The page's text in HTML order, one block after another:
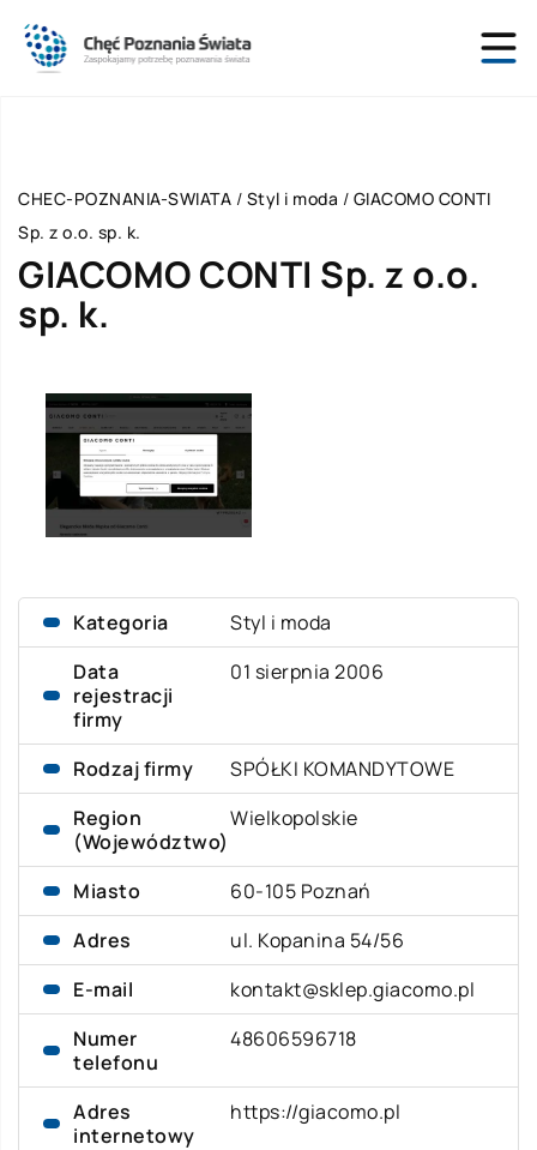
CHEC-POZNANIA-SWIATA / Styl i moda / GIACOMO CONTI
Sp. z o.o. sp. k.
GIACOMO CONTI Sp. z o.o.
sp. k.
Kategoria
Styl i moda
Data
rejestracji
firmy
01 sierpnia 2006
Rodzaj firmy
SPÓŁKI KOMANDYTOWE
Region
(Województwo)
Wielkopolskie
Miasto
60-105 Poznań
Adres
ul. Kopanina 54/56
E-mail
kontakt@sklep.giacomo.pl
Numer
telefonu
48606596718
Adres
internetowy
https://giacomo.pl